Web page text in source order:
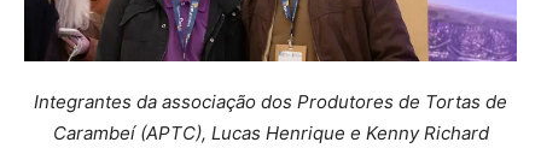
Integrantes da associação dos Produtores de Tortas de
Carambeí (APTC), Lucas Henrique e Kenny Richard